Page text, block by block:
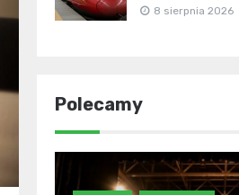
8 sierpnia 2026
Polecamy